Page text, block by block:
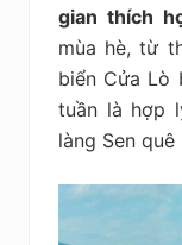
gian thích
mùa hè, từ
biển Cửa Lò
tuần là hợp
làng Sen quê